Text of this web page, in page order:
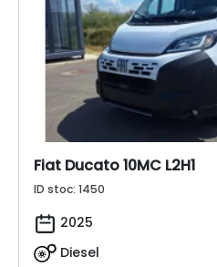
Fiat Ducato 10MC L2H1
ID stoc: 1450
2025
Diesel